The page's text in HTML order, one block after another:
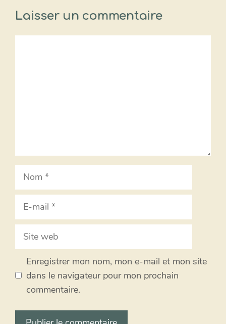
Laisser un commentaire
Nom
Site
Enregistrer mon nom, mon e-mail et mon site
dans le navigateur pour mon prochain
commentaire.